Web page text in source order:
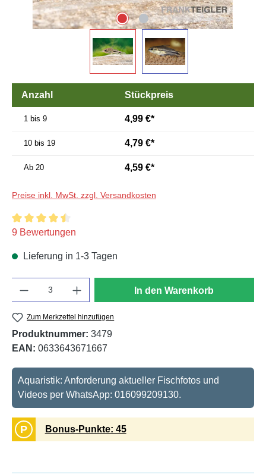
Anzahl Stückpreis
1 bis 9 4,99 €*
10 bis 19 4,79 €*
Ab 20 4,59 €*
Preise inkl. MwSt. zzgl. Versandkosten
Durchschnittliche Bewertung von 4.5 von 5 Sternen
9 Bewertungen
Lieferung in 1-3 Tagen
In den Warenkorb
Zum Merkzettel hinzufügen
Produktnummer: 3479
EAN: 0633643671667
Aquaristik: Anforderung aktueller Fischfotos und
Videos per WhatsApp: 016099209130.
P Bonus-Punkte: 45